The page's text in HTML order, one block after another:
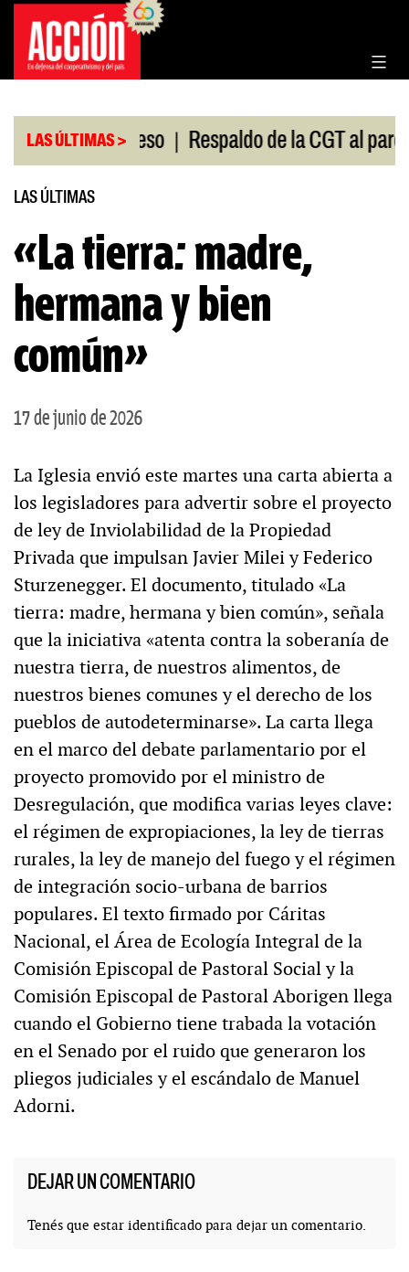
Saltar
contenido
LAS ÚLTIMAS >
en el Congreso | Respaldo de la CGT al paro
LAS ÚLTIMAS
«La tierra: madre,
hermana y bien
común»
17 de junio de 2026
La Iglesia envió este martes una carta abierta a
los legisladores para advertir sobre el proyecto
de ley de Inviolabilidad de la Propiedad
Privada que impulsan Javier Milei y Federico
Sturzenegger. El documento, titulado «La
tierra: madre, hermana y bien común», señala
que la iniciativa «atenta contra la soberanía de
nuestra tierra, de nuestros alimentos, de
nuestros bienes comunes y el derecho de los
pueblos de autodeterminarse». La carta llega
en el marco del debate parlamentario por el
proyecto promovido por el ministro de
Desregulación, que modifica varias leyes clave:
el régimen de expropiaciones, la ley de tierras
rurales, la ley de manejo del fuego y el régimen
de integración socio-urbana de barrios
populares. El texto firmado por Cáritas
Nacional, el Área de Ecología Integral de la
Comisión Episcopal de Pastoral Social y la
Comisión Episcopal de Pastoral Aborigen llega
cuando el Gobierno tiene trabada la votación
en el Senado por el ruido que generaron los
pliegos judiciales y el escándalo de Manuel
Adorni.
DEJAR UN COMENTARIO
Tenés que estar identificado para dejar un comentario.